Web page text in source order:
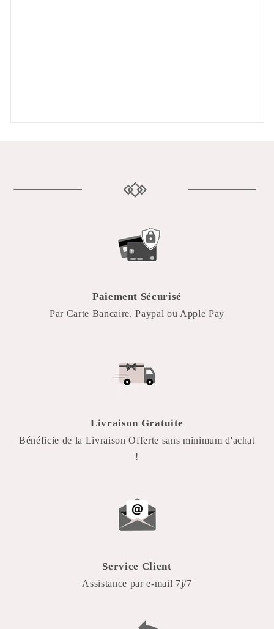
Paiement Sécurisé
Par Carte Bancaire, Paypal ou Apple Pay
Livraison Gratuite
Bénéficie de la Livraison Offerte sans minimum d'achat
!
Service Client
Assistance par e-mail 7j/7